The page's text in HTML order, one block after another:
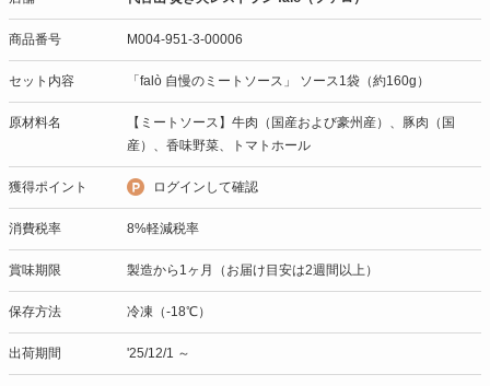
商品番号 M004-951-3-00006
セット内容 「falò 自慢のミートソース」 ソース1袋（約160g）
原材料名
【ミートソース】牛肉（国産および豪州産）、豚肉（国
産）、香味野菜、トマトホール
獲得ポイント ログインして確認
消費税率 8%軽減税率
賞味期限 製造から1ヶ月（お届け目安は2週間以上）
保存方法 冷凍（-18℃）
出荷期間 '25/12/1 ～